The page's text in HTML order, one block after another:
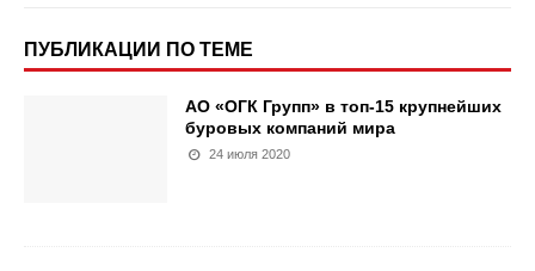
ПУБЛИКАЦИИ ПО ТЕМЕ
АО «ОГК Групп» в топ-15 крупнейших
буровых компаний мира
24 июля 2020